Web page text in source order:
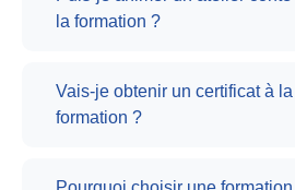
la formation ?
Vais-je obtenir un certificat à
formation ?